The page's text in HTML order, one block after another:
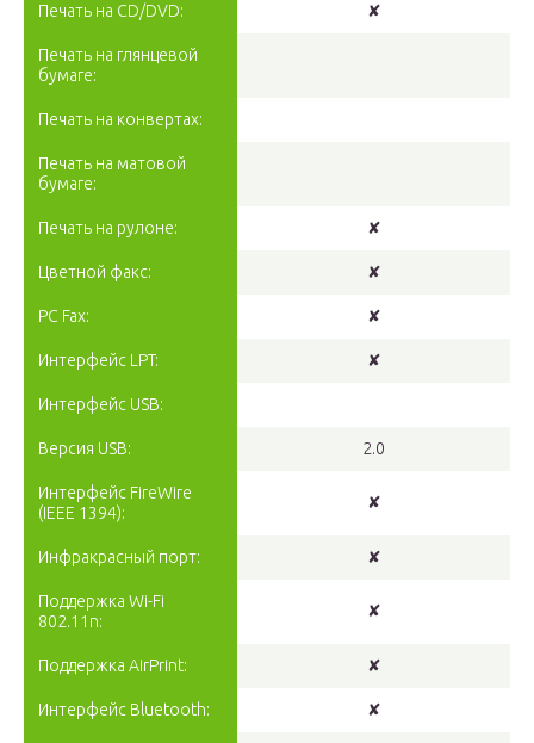
Печать на CD/DVD: ✘
Печать на глянцевой
бумаге:
Печать на конвертах:
Печать на матовой
бумаге:
Печать на рулоне: ✘
Цветной факс: ✘
PC Fax: ✘
Интерфейс LPT: ✘
Интерфейс USB:
Версия USB: 2.0
Интерфейс FireWire
(IEEE 1394):
✘
Инфракрасный порт: ✘
Поддержка Wi-Fi
802.11n:
✘
Поддержка AirPrint: ✘
Интерфейс Bluetooth: ✘